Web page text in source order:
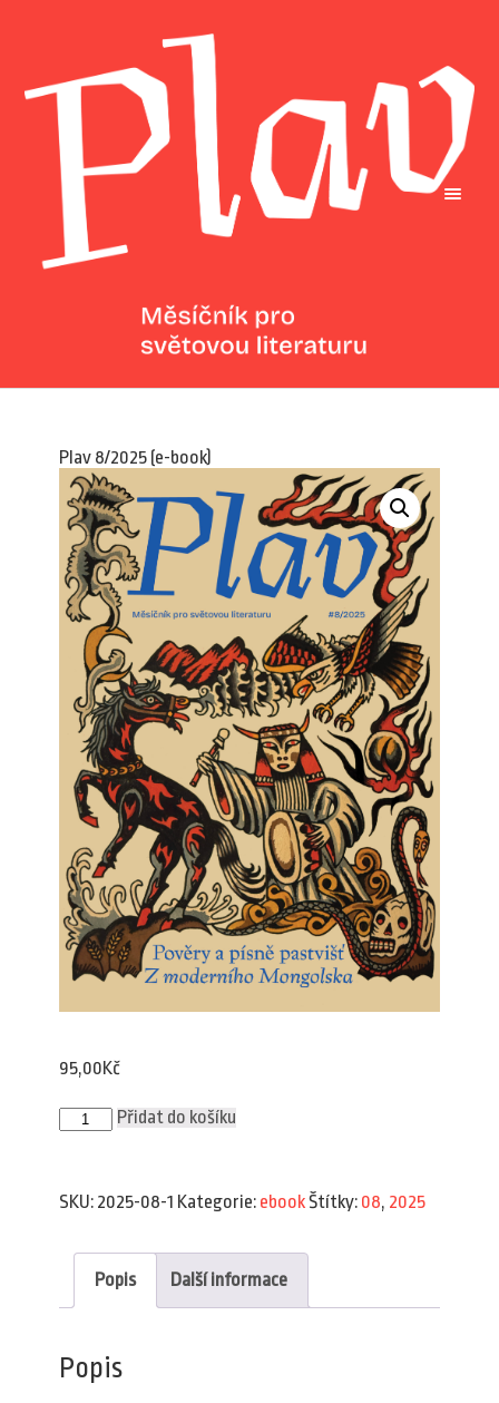
Plav 8/2025 (e-book)
95,00Kč
Plav
8/2025
Přidat do košíku
SKU: 2025-08-1 Kategorie: ebookŠtítky: 08, 2025
Popis Další informace
Popis